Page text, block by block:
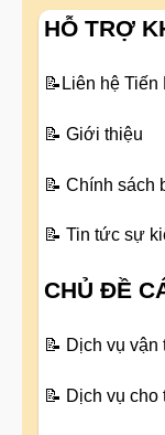
HỖ TRỢ
📝 Liên hệ Tiến
📝 Giới thiệu
📝 Chính sách
📝 Tin tức sự
CHỦ ĐỀ
📝 Dịch vụ vận
📝 Dịch vụ cho